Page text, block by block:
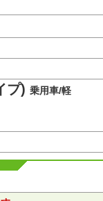
プ) 乗用車/軽